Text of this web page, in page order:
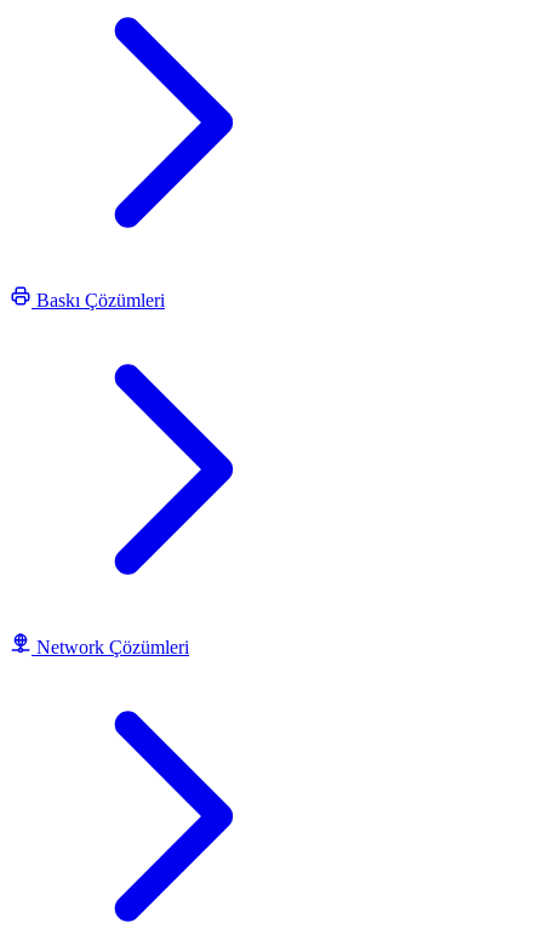
Baskı Çözümleri
Network Çözümleri